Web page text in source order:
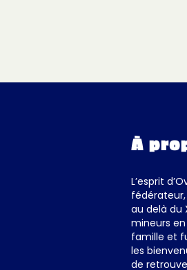
À
L’esprit
au delà du
mineurs
famille et
les
de